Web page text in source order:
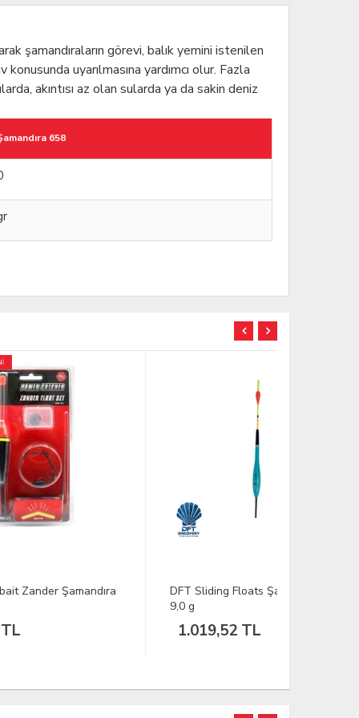
şamandıraların görevi, balık yemini istenilen
uyarılmasına yardımcı olur. Fazla
akıntısı az olan sularda ya da sakin deniz
658
DFT Sliding Floats Şamandıra 201